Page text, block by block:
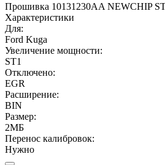
Прошивка 10131230AA NEWCHIP
Характеристики
Для:
Ford Kuga
Увеличение мощности:
ST1
Отключено:
EGR
Расширение:
BIN
Размер:
2МБ
Перенос калибровок:
Нужно